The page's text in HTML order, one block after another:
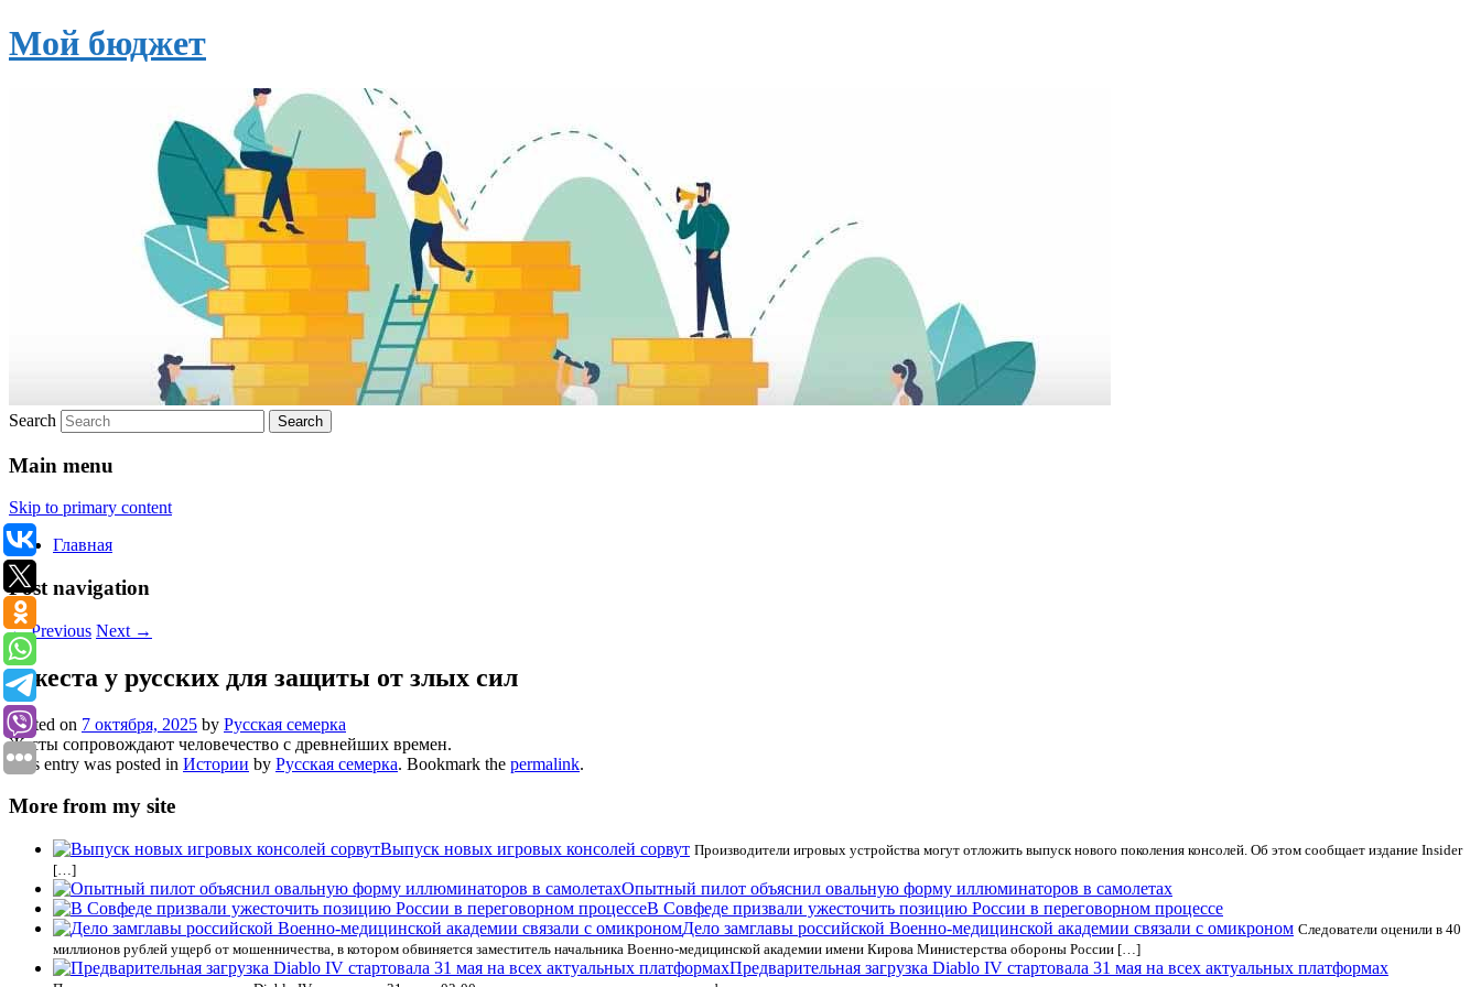
Мой бюджет
Search
Main menu
Skip to primary content
Главная
Post navigation
←Previous Next →
4 жеста у русских для защиты от злых сил
Posted on 7 октября, 2025 by Русская семерка
Жесты сопровождают человечество с древнейших времен.
This entry was posted in Истории by Русская семерка. Bookmark the permalink.
More from my site
Выпуск новых игровых консолей сорвут Производители игровых устройства могут отложить выпуск нового поколения консолей. Об этом сообщает издание Insider
[…]
Опытный пилот объяснил овальную форму иллюминаторов в самолетах
В Совфеде призвали ужесточить позицию России в переговорном процессе
Дело замглавы российской Военно-медицинской академии связали с омикроном Следователи оценили в 40
миллионов рублей ущерб от мошенничества, в котором обвиняется заместитель начальника Военно-медицинской академии имени Кирова Министерства обороны России […]
Предварительная загрузка Diablo IV стартовала 31 мая на всех актуальных платформах